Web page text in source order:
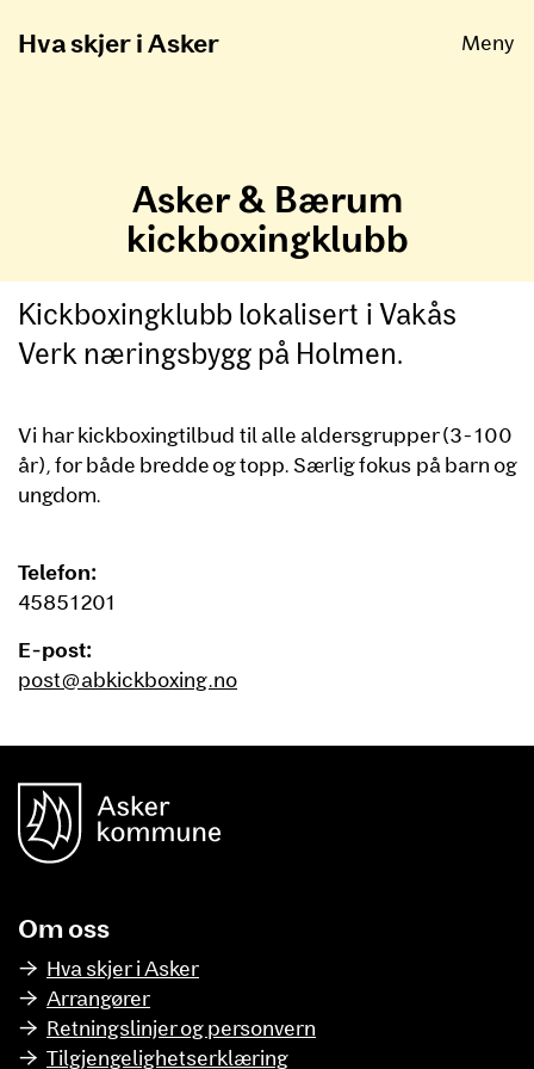
Hva skjer i Asker Meny
Asker & Bærum
kickboxingklubb
Kickboxingklubb lokalisert i Vakås
Verk næringsbygg på Holmen.
Vi har kickboxingtilbud til alle aldersgrupper (3-100
år), for både bredde og topp. Særlig fokus på barn og
ungdom.
Telefon:
45851201
E-post:
post@abkickboxing.no
Om oss
Hva skjer i Asker
Arrangører
Retningslinjer og personvern
Tilgjengelighetserklæring